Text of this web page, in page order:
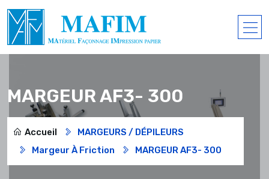
MARGEUR AF3- 300
Accueil
MARGEURS / DÉPILEURS
Margeur À Friction
MARGEUR AF3- 300